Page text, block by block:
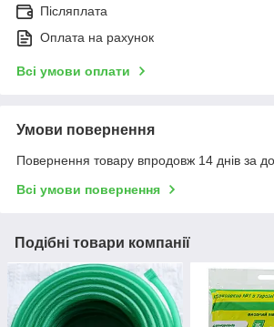
Післяплата
Оплата на рахунок
Всі умови оплати
Умови повернення
Повернення товару впродовж 14 днів за
Всі умови повернення
Подібні товари компанії